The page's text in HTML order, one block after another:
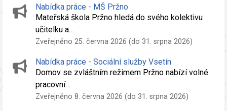
Nabídka práce - MŠ Pržno
Mateřská škola Pržno hledá do svého kolektivu
učitelku a…
Zveřejněno 25. června 2026 (do 31. srpna 2026)
Nabídka práce - Sociální služby Vsetín
Domov se zvláštním režimem Pržno nabízí volné
pracovní…
Zveřejněno 8. června 2026 (do 31. srpna 2026)